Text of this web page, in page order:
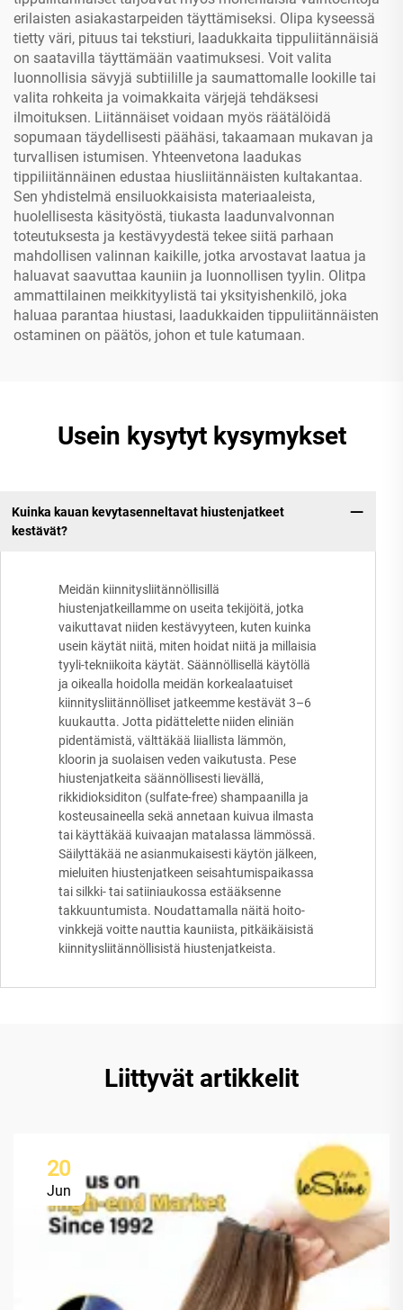
erilaisten asiakastarpeiden täyttämiseksi. Olipa kyseessä
tietty väri, pituus tai tekstiuri, laadukkaita tippuliitännäisiä
on saatavilla täyttämään vaatimuksesi. Voit valita
luonnollisia sävyjä subtiilille ja saumattomalle lookille tai
valita rohkeita ja voimakkaita värjejä tehdäksesi
ilmoituksen. Liitännäiset voidaan myös räätälöidä
sopumaan täydellisesti päähäsi, takaamaan mukavan ja
turvallisen istumisen. Yhteenvetona laadukas
tippiliitännäinen edustaa hiusliitännäisten kultakantaa.
Sen yhdistelmä ensiluokkaisista materiaaleista,
huolellisesta käsityöstä, tiukasta laadunvalvonnan
toteutuksesta ja kestävyydestä tekee siitä parhaan
mahdollisen valinnan kaikille, jotka arvostavat laatua ja
haluavat saavuttaa kauniin ja luonnollisen tyylin. Olitpa
ammattilainen meikkityylistä tai yksityishenkilö, joka
haluaa parantaa hiustasi, laadukkaiden tippuliitännäisten
ostaminen on päätös, johon et tule katumaan.
Usein kysytyt kysymykset
Kuinka kauan kevytasenneltavat hiustenjatkeet
kestävät?
Meidän kiinnitysliitännöllisillä
hiustenjatkeillamme on useita tekijöitä, jotka
vaikuttavat niiden kestävyyteen, kuten kuinka
usein käytät niitä, miten hoidat niitä ja millaisia
tyyli-tekniikoita käytät. Säännöllisellä käytöllä
ja oikealla hoidolla meidän korkealaatuiset
kiinnitysliitännölliset jatkeemme kestävät 3–6
kuukautta. Jotta pidättelette niiden eliniän
pidentämistä, välttäkää liiallista lämmön,
kloorin ja suolaisen veden vaikutusta. Pese
hiustenjatkeita säännöllisesti lievällä,
rikkidioksiditon (sulfate-free) shampaanilla ja
kosteusaineella sekä annetaan kuivua ilmasta
tai käyttäkää kuivaajan matalassa lämmössä.
Säilyttäkää ne asianmukaisesti käytön jälkeen,
mieluiten hiustenjatkeen seisahtumispaikassa
tai silkki- tai satiiniaukossa estääksenne
takkuuntumista. Noudattamalla näitä hoito-
vinkkejä voitte nauttia kauniista, pitkäikäisistä
kiinnitysliitännöllisistä hiustenjatkeista.
Liittyvät artikkelit
20
Jun